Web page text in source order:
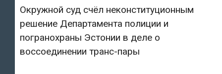
Окружной суд счёл неконституционным
решение Департамента полиции и
погранохраны Эстонии в деле о
воссоединении транс-пары